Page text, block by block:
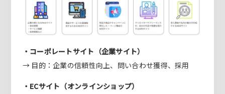
・コーポレートサイト（企業サイト）
→ 目的：企業の信頼性向上、問い合わせ獲得、採用
・ECサイト（オンラインショップ）